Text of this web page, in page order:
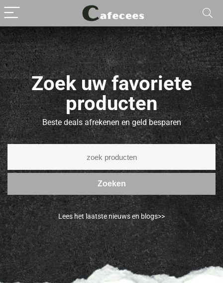
Zoek uw favoriete
producten
Beste deals afrekenen en geld besparen
Zoeken
Lees het laatste nieuws en blogs>>